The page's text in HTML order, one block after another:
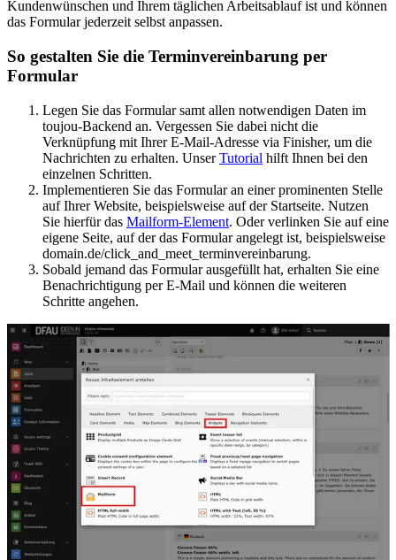
Kundenwünschen und Ihrem täglichen Arbeitsablauf ist und können
das Formular jederzeit selbst anpassen.
So gestalten Sie die Terminvereinbarung per
Formular
Legen Sie das Formular samt allen notwendigen Daten im
toujou-Backend an. Vergessen Sie dabei nicht die
Verknüpfung mit Ihrer E-Mail-Adresse via Finisher, um die
Nachrichten zu erhalten. UnserTutorial hilft Ihnen bei den
einzelnen Schritten.
Implementieren Sie das Formular an einer prominenten Stelle
auf Ihrer Website, beispielsweise auf der Startseite. Nutzen
Sie hierfür das Mailform-Element. Oder verlinken Sie auf eine
eigene Seite, auf der das Formular angelegt ist, beispielsweise
domain.de/click_and_meet_terminvereinbarung.
Sobald jemand das Formular ausgefüllt hat, erhalten Sie eine
Benachrichtigung per E-Mail und können die weiteren
Schritte angehen.